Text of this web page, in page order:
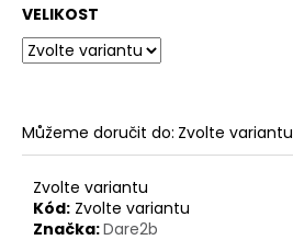
VELIKOST
Můžeme doručit do: Zvolte variantu
Zvolte variantu
Kód: Zvolte variantu
Značka:Dare2b
o
p
u